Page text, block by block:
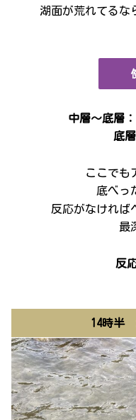
湖面が荒れてるな
中層～底層
底
ここでも
底べっ
反応がなければ
最
反
14時半